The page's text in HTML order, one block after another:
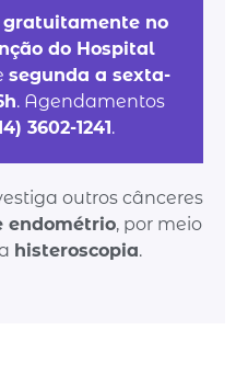
gratuitamente no
do Hospital
segunda a sexta-
. Agendamentos
3602-1241.
outros cânceres
endométrio, por meio
histeroscopia.